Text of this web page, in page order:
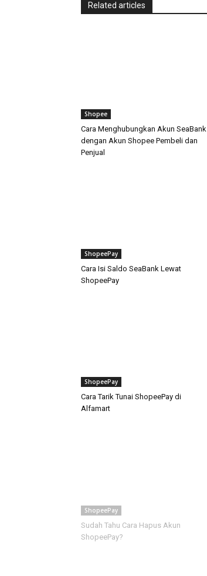
Related articles
Shopee
Cara Menghubungkan Akun SeaBank
dengan Akun Shopee Pembeli dan
Penjual
ShopeePay
Cara Isi Saldo SeaBank Lewat
ShopeePay
ShopeePay
Cara Tarik Tunai ShopeePay di
Alfamart
ShopeePay
Sudah Tahu Cara Hapus Akun
ShopeePay?